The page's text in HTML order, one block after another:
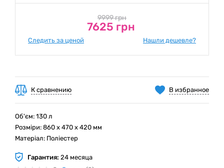
9999 грн
7625 грн
Следить за ценой Нашли дешевле?
В избранное
К сравнению
Об'єм: 130 л
Розміри: 860 x 470 x 420 мм
Матеріал: Поліестер
Гарантия: 24 месяца